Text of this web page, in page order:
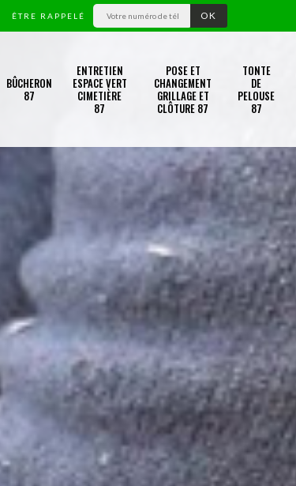
ÊTRE RAPPELÉ
BÛCHERON
87
ENTRETIEN
ESPACE VERT
CIMETIÈRE
87
POSE ET
CHANGEMENT
GRILLAGE ET
CLÔTURE 87
TONTE
DE
PELOUSE
87